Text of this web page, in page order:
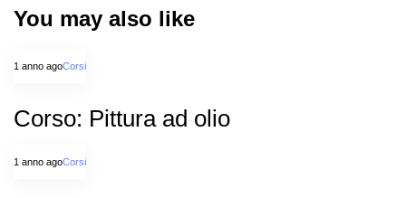
You may also like
1 anno agoCorsi
Corso: Pittura ad olio
1 anno agoCorsi